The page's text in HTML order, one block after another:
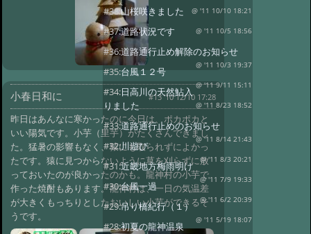
小春日和に #13 '10 12/10 17:28
昨日はあんなに寒かったのに今日は、ポカポカと
いい陽気です。小芋（里芋）がたくさんできまし
た。猛暑の影響もなく、猿にも取られずによかっ
たです。猿に見つからないように草を刈らずに放
っておいたのが良かったのかも。龍神村の小芋で
作った焼酎もあります。龍神村は、一日の気温差
が大きくもっちりとしたおいしい小芋ができるそ
うです。
#38:山桜咲きました @ '11 10/10 18:21
#37:道路状況です @ '11 10/5 18:56
#36:道路通行止め解除のお知らせ
@ '11 10/3 19:37
#35:台風１２号
@ '11 9/11 15:11
#34:日高川の天然鮎入
りました
@ '11 8/23 18:52
#33:道路通行止めのお知らせ
@ '11 8/14 21:43
#32:川遊び
@ '11 8/3 20:21
#31:近畿地方梅雨明け
@ '11 7/9 19:33
#30:台風一過
@ '11 6/2 20:39
#29:吊り橋紀行（１）
@ '11 5/19 18:07
#28:初夏の龍神温泉